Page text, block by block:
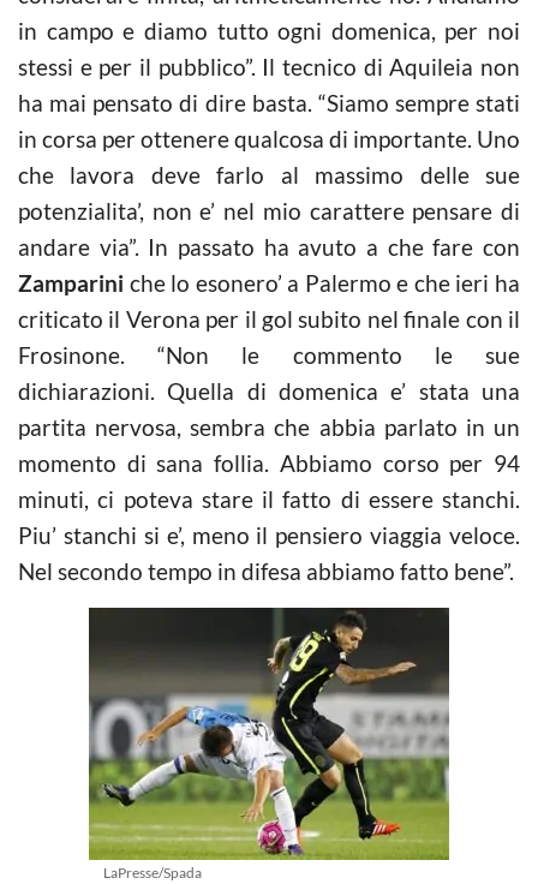
in campo e diamo tutto ogni domenica, per noi
stessi e per il pubblico”. Il tecnico di Aquileia non
ha mai pensato di dire basta. “Siamo sempre stati
in corsa per ottenere qualcosa di importante. Uno
che lavora deve farlo al massimo delle sue
potenzialita’, non e’ nel mio carattere pensare di
andare via”. In passato ha avuto a che fare con
Zamparini che lo esonero’ a Palermo e che ieri ha
criticato il Verona per il gol subito nel finale con il
Frosinone. “Non le commento le sue
dichiarazioni. Quella di domenica e’ stata una
partita nervosa, sembra che abbia parlato in un
momento di sana follia. Abbiamo corso per 94
minuti, ci poteva stare il fatto di essere stanchi.
Piu’ stanchi si e’, meno il pensiero viaggia veloce.
Nel secondo tempo in difesa abbiamo fatto bene”.
LaPresse/Spada